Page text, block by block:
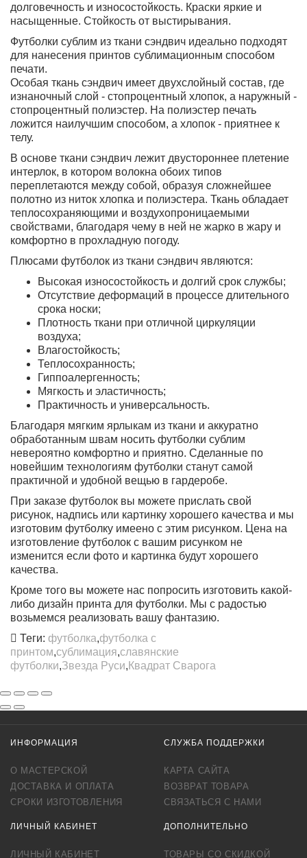
долговечность и износостойкость. Краски яркие и
насыщенные. Стойкость от выстирывания.
Футболки сублим из ткани сэндвич идеально подходят
для нанесения принтов сублимационным способом
печати.
Особая ткань сэндвич имеет двухслойный состав, где
изнаночный слой - стопроцентный хлопок, а наружный -
стопроцентный полиэстер. На полиэстер печать
ложится наилучшим способом, а хлопок - приятнее к
телу.
В основе ткани сэндвич лежит двустороннее плетение
интерлок, в котором волокна обоих типов
переплетаются между собой, образуя сложнейшее
полотно из ниток хлопка и полиэстера. Ткань обладает
теплосохраняющими и воздухопроницаемыми
свойствами, благодаря чему в ней не жарко в жару и
комфортно в прохладную погоду.
Плюсами футболок из ткани сэндвич являются:
Высокая износостойкость и долгий срок службы;
Отсутствие деформаций в процессе длительного
срока носки;
Плотность ткани при отличной циркуляции
воздуха;
Влагостойкость;
Теплосохранность;
Гиппоалергенность;
Мягкость и эластичность;
Практичность и универсальность.
Благодаря мягким ярлыкам из ткани и аккуратно
обработанным швам носить футболки сублим
невероятно комфортно и приятно. Сделанные по
новейшим технологиям футболки станут самой
практичной и удобной вещью в гардеробе.
При заказе футболок вы можете прислать свой
рисунок, надпись или картинку хорошего качества и мы
изготовим футболку имеено с этим рисунком. Цена на
изготовление футболок с вашим рисунком не
изменится если фото и картинка будут хорошего
качества.
Кроме того вы можете нас попросить изготовить какой-
либо дизайн принта для футболки. Мы с радостью
возьмемся реализовать вашу фантазию.
Теги: футболка,футболка с
принтом,сублимация,славянские
футболки,Звезда Руси, Квадрат Сварога
ИНФОРМАЦИЯ
О МАСТЕРСКОЙ
ДОСТАВКА И ОПЛАТА
СРОКИ ИЗГОТОВЛЕНИЯ
СЛУЖБА ПОДДЕРЖКИ
КАРТА САЙТА
ВОЗВРАТ ТОВАРА
СВЯЗАТЬСЯ С НАМИ
ЛИЧНЫЙ КАБИНЕТ
ЛИЧНЫЙ КАБИНЕТ
ДОПОЛНИТЕЛЬНО
ТОВАРЫ СО СКИДКОЙ